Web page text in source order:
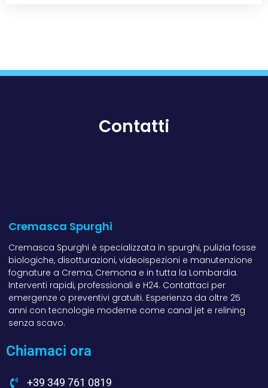
Contatti
Cremasca Spurghi
Cremasca Spurghi è specializzata in spurghi, pulizia fosse
biologiche, disotturazioni, videoispezioni e manutenzione
fognature a Crema, Cremona e in tutta la Lombardia.
Interventi rapidi, professionali e H24. Contattaci per
emergenze o preventivi gratuiti. Esperienza da oltre 25
anni con tecnologie moderne come canal jet e relining
senza scavo.
Chiamaci ora
+39 349 761 0819